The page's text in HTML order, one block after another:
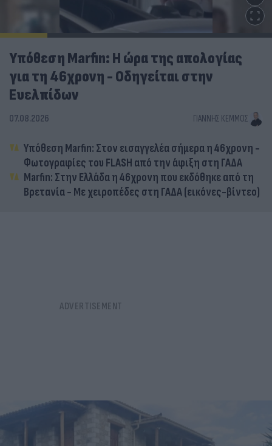
Υπόθεση Marfin: Η ώρα της απολογίας
για τη 46χρονη - Οδηγείται στην
Ευελπίδων
07.08.2026 ΓΙΆΝΝΗΣ ΚΈΜΜΟΣ
Υπόθεση Marfin: Στον εισαγγελέα σήμερα η 46χρονη -
Φωτογραφίες του FLASH από την άφιξη στη ΓΑΔΑ
Marfin: Στην Ελλάδα η 46χρονη που εκδόθηκε από τη
Βρετανία - Με χειροπέδες στη ΓΑΔΑ (εικόνες-βίντεο)